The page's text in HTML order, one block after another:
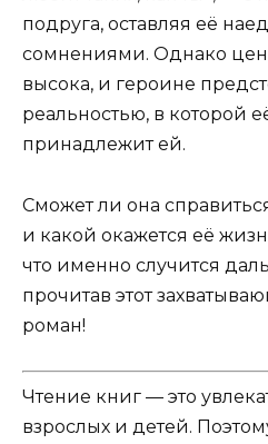
подруга, оставляя её
сомнениями. Однако
высока, и героине
реальностью, в которой
принадлежит ей.
Сможет ли она
и какой окажется её
что именно случится
прочитав этот
роман!
Чтение книг — это
взрослых и детей.